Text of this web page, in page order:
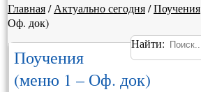
Главная/ Актуально сегодня/Поучения
Оф. док)
Найти:
Поучения
(меню 1 – Оф. док)